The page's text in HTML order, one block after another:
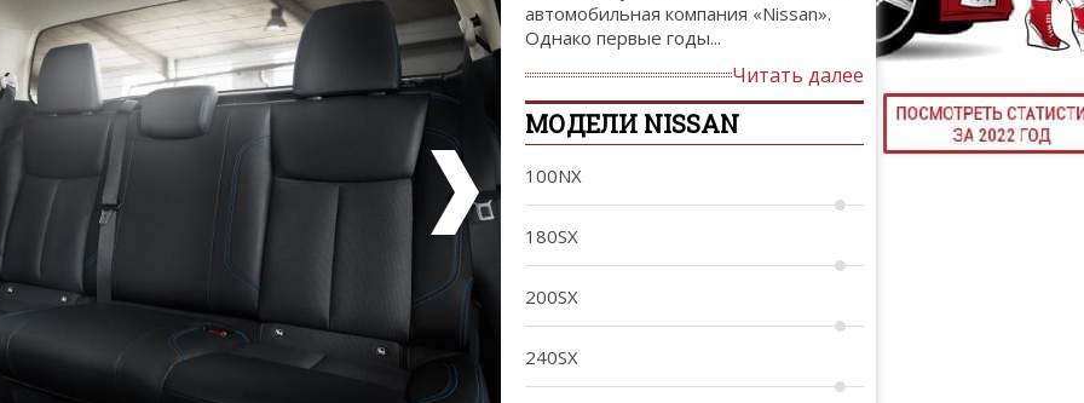
ТЮНИНГ
автомобильная компания «Nissan».
Однако первые годы...
Читать далее
МОДЕЛИ NISSAN
100NX
180SX
200SX
240SX